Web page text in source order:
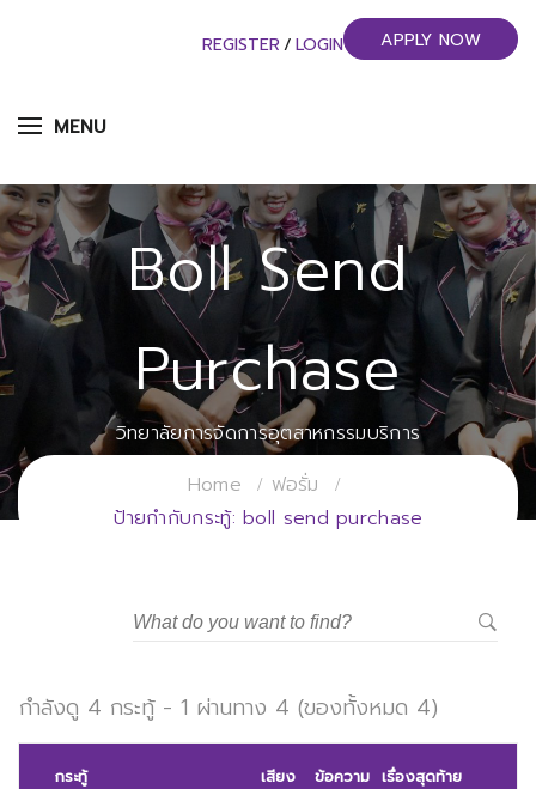
MENU
REGISTER / LOGIN APPLY NOW
Boll Send
Purchase
วิทยาลัยการจัดการอุตสาหกรรมบริการ
มหาวิทยาลัยราชภัฏสวนสุนันทา
Home
ฟอรั่ม
ป้ายกำกับกระทู้: boll send purchase
กำลังดู 4 กระทู้ - 1 ผ่านทาง 4 (ของทั้งหมด 4)
กระทู้ เสียง ข้อความ เรื่องสุดท้าย